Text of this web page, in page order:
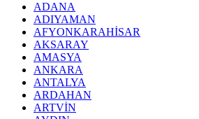
ADANA
ADIYAMAN
AFYONKARAHİSAR
AKSARAY
AMASYA
ANKARA
ANTALYA
ARDAHAN
ARTVİN